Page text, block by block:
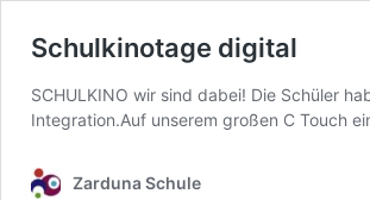
Schulkinotage digital
SCHULKINO wir sind dabei! Die Schüler
Integration.Auf unserem großen C Touch
Zarduna Schule